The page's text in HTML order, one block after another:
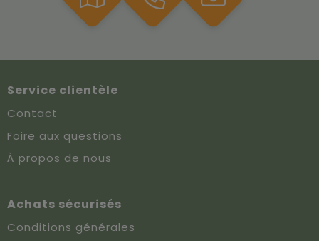
Service clientèle
Contact
Foire aux questions
À propos de nous
Achats sécurisés
Conditions générales